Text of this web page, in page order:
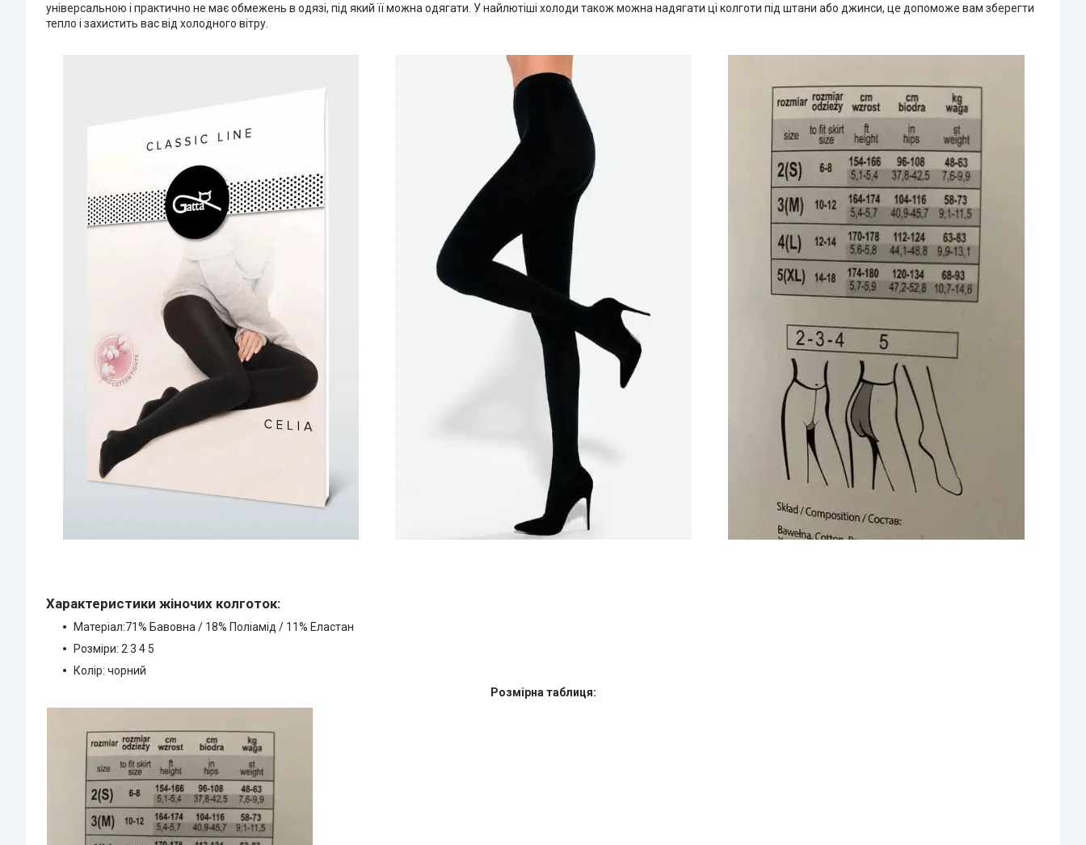
універсальною і практично не має обмежень в одязі, під який її можна одягати. У найлютіші холоди також можна надягати ці колготи під штани або джинси, це допоможе вам зберегти
тепло і захистить вас від холодного вітру.
Характеристики жіночих колготок:
Матеріал:71% Бавовна / 18% Поліамід / 11% Еластан
Розміри: 2 3 4 5
Колір: чорний
Розмірна таблиця: